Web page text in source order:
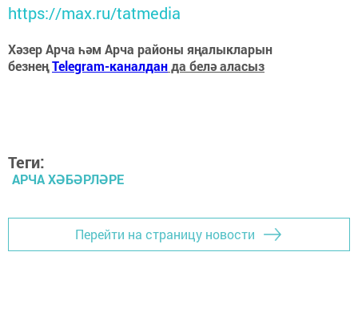
https://max.ru/tatmedia
Хәзер Арча һәм Арча районы яңалыкларын
безнеңTelegram-каналданда белә аласыз
Теги:
АРЧА ХӘБӘРЛӘРЕ
Перейти на страницу новости